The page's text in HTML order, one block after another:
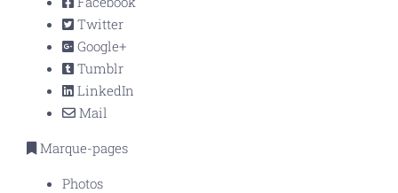
Twitter
Google+
Tumblr
LinkedIn
Mail
Marque-pages
Photos